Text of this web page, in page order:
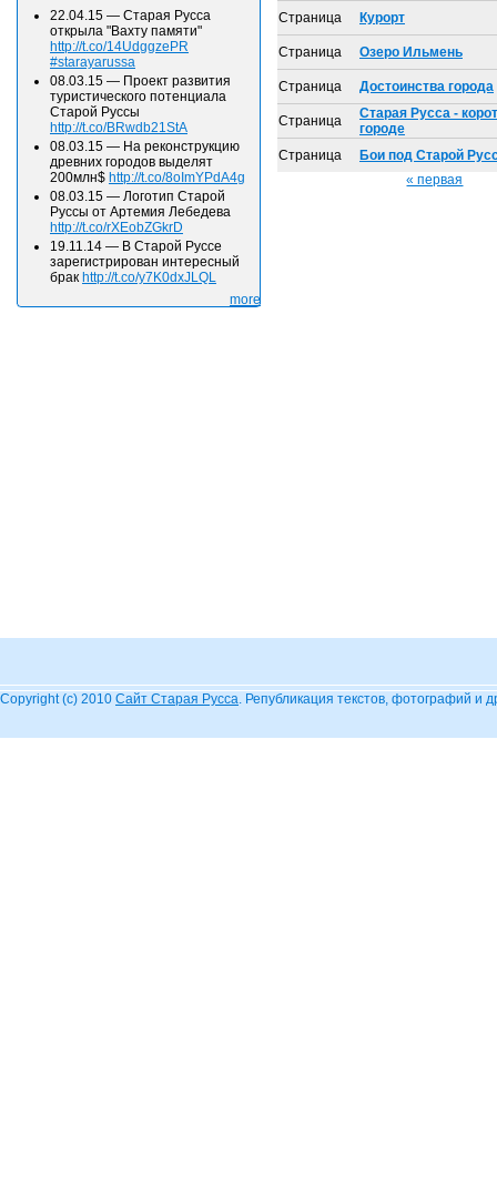
Страница
Курорт
Страница Озеро Ильмень
Страница Достоинства города
Страница
Старая Русса -
городе
Страница
Бои под Старой
« первая
22.04.15 — Старая Русса
открыла "Вахту памяти"
http://t.co/14UdggzePR
#starayarussa
08.03.15 — Проект развития
туристического потенциала
Старой Руссы
http://t.co/BRwdb21StA
08.03.15 — На реконструкцию
древних городов выделят
200млн$ http://t.co/8oImYPdA4g
08.03.15 — Логотип Старой
Руссы от Артемия Лебедева
http://t.co/rXEobZGkrD
19.11.14 — В Старой Руссе
зарегистрирован интересный
брак http://t.co/y7K0dxJLQL
more
Copyright (c) 2010 Сайт Старая Русса. Републикация текстов, фотографий и